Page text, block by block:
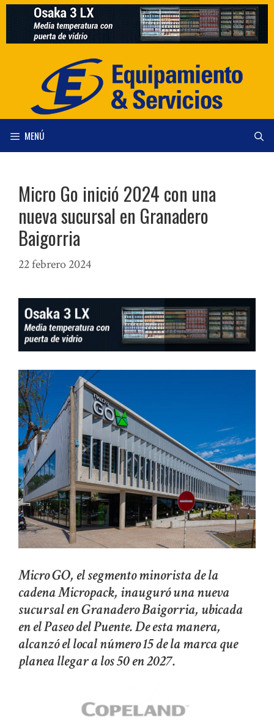
Saltar
contenido
MENÚ
Micro Go inició 2024 con una
nueva sucursal en Granadero
Baigorria
22 febrero 2024
Micro GO, el segmento minorista de la
cadena Micropack, inauguró una nueva
sucursal en Granadero Baigorria, ubicada
en el Paseo del Puente. De esta manera,
alcanzó el local número 15 de la marca que
planea llegar a los 50 en 2027.